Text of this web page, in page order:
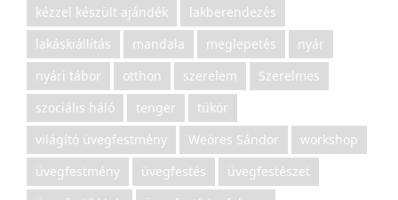
kézzel készült ajándék
lakberendezés
lakáskiállítás
mandala meglepetés
nyár
nyári tábor
otthon szerelem
Szerelmes
szociális háló
tenger
tükör
világító üvegfestmény
Weöres Sándor
workshop
üvegfestmény
üvegfestés
üvegfestészet